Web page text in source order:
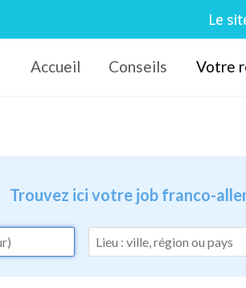
Le
Accueil Conseils Votre
Trouvez ici votre job franco-